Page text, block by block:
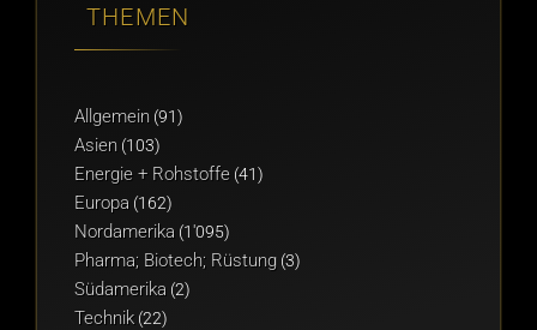
THEMEN
Allgemein (91)
Asien (103)
Energie + Rohstoffe (41)
Europa (162)
Nordamerika (1'095)
Pharma; Biotech; Rüstung (3)
Südamerika (2)
Technik (22)